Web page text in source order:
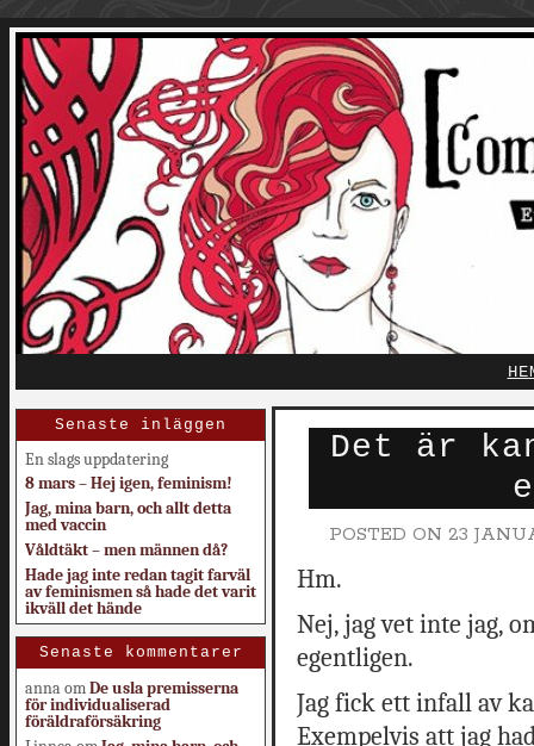
Senaste inläggen
En slags uppdatering
8 mars – Hej igen, feminism!
Jag, mina barn, och allt detta
med vaccin
Våldtäkt – men männen då?
Hade jag inte redan tagit farväl
av feminismen så hade det varit
ikväll det hände
Senaste kommentarer
annaomDe usla premisserna
för individualiserad
föräldraförsäkring
Det är
POSTED ON 23
Hm.
Nej, jag vet inte jag,
egentligen.
Jag fick ett infall av
Exempelvis att jag